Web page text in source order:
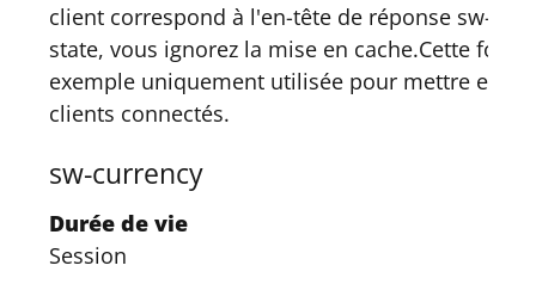
client correspond à l'en-tête de réponse sw-
state, vous ignorez la mise en cache.Cette
exemple uniquement utilisée pour mettre en
clients connectés.
sw-currency
Durée de vie
Session